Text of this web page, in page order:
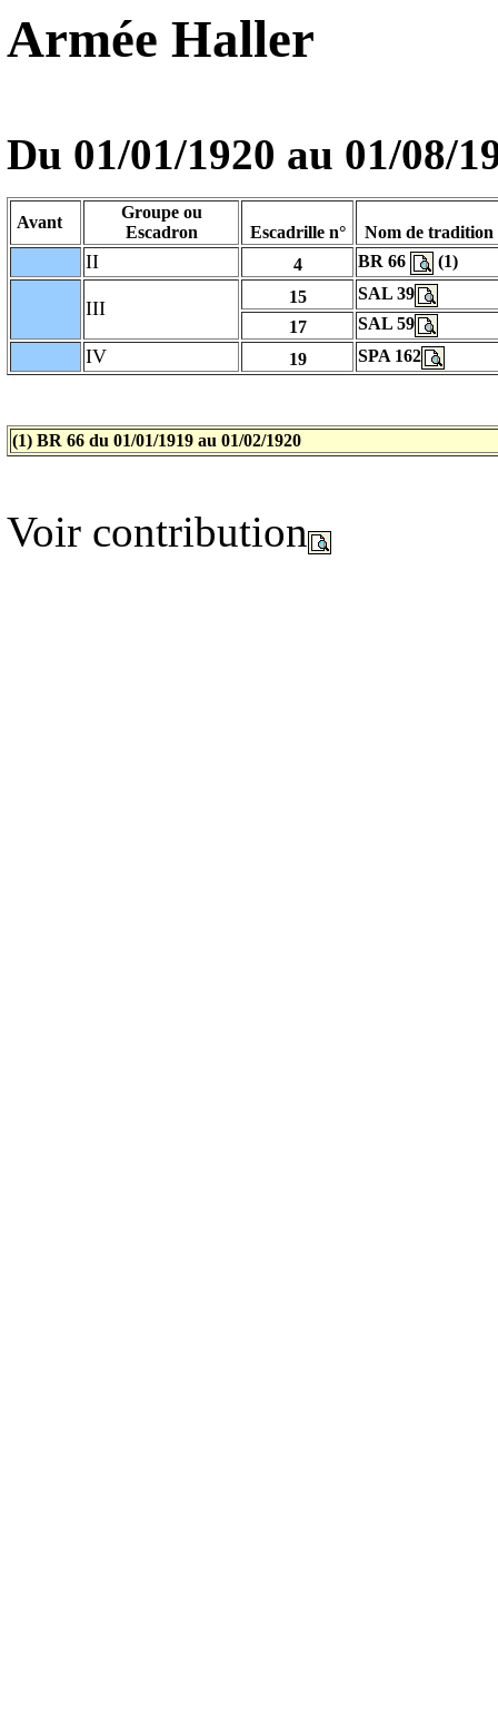
Armée Haller
Du 01/01/1920 au 01/08/
Avant
Groupe ou
Escadron
Escadrille n° Nom de tradition
II 4 BR 66 (1)
III
15
SAL 39
17
SAL 59
IV 19 SPA 162
(1) BR 66 du 01/01/1919 au 01/02/1920
Voir contribution